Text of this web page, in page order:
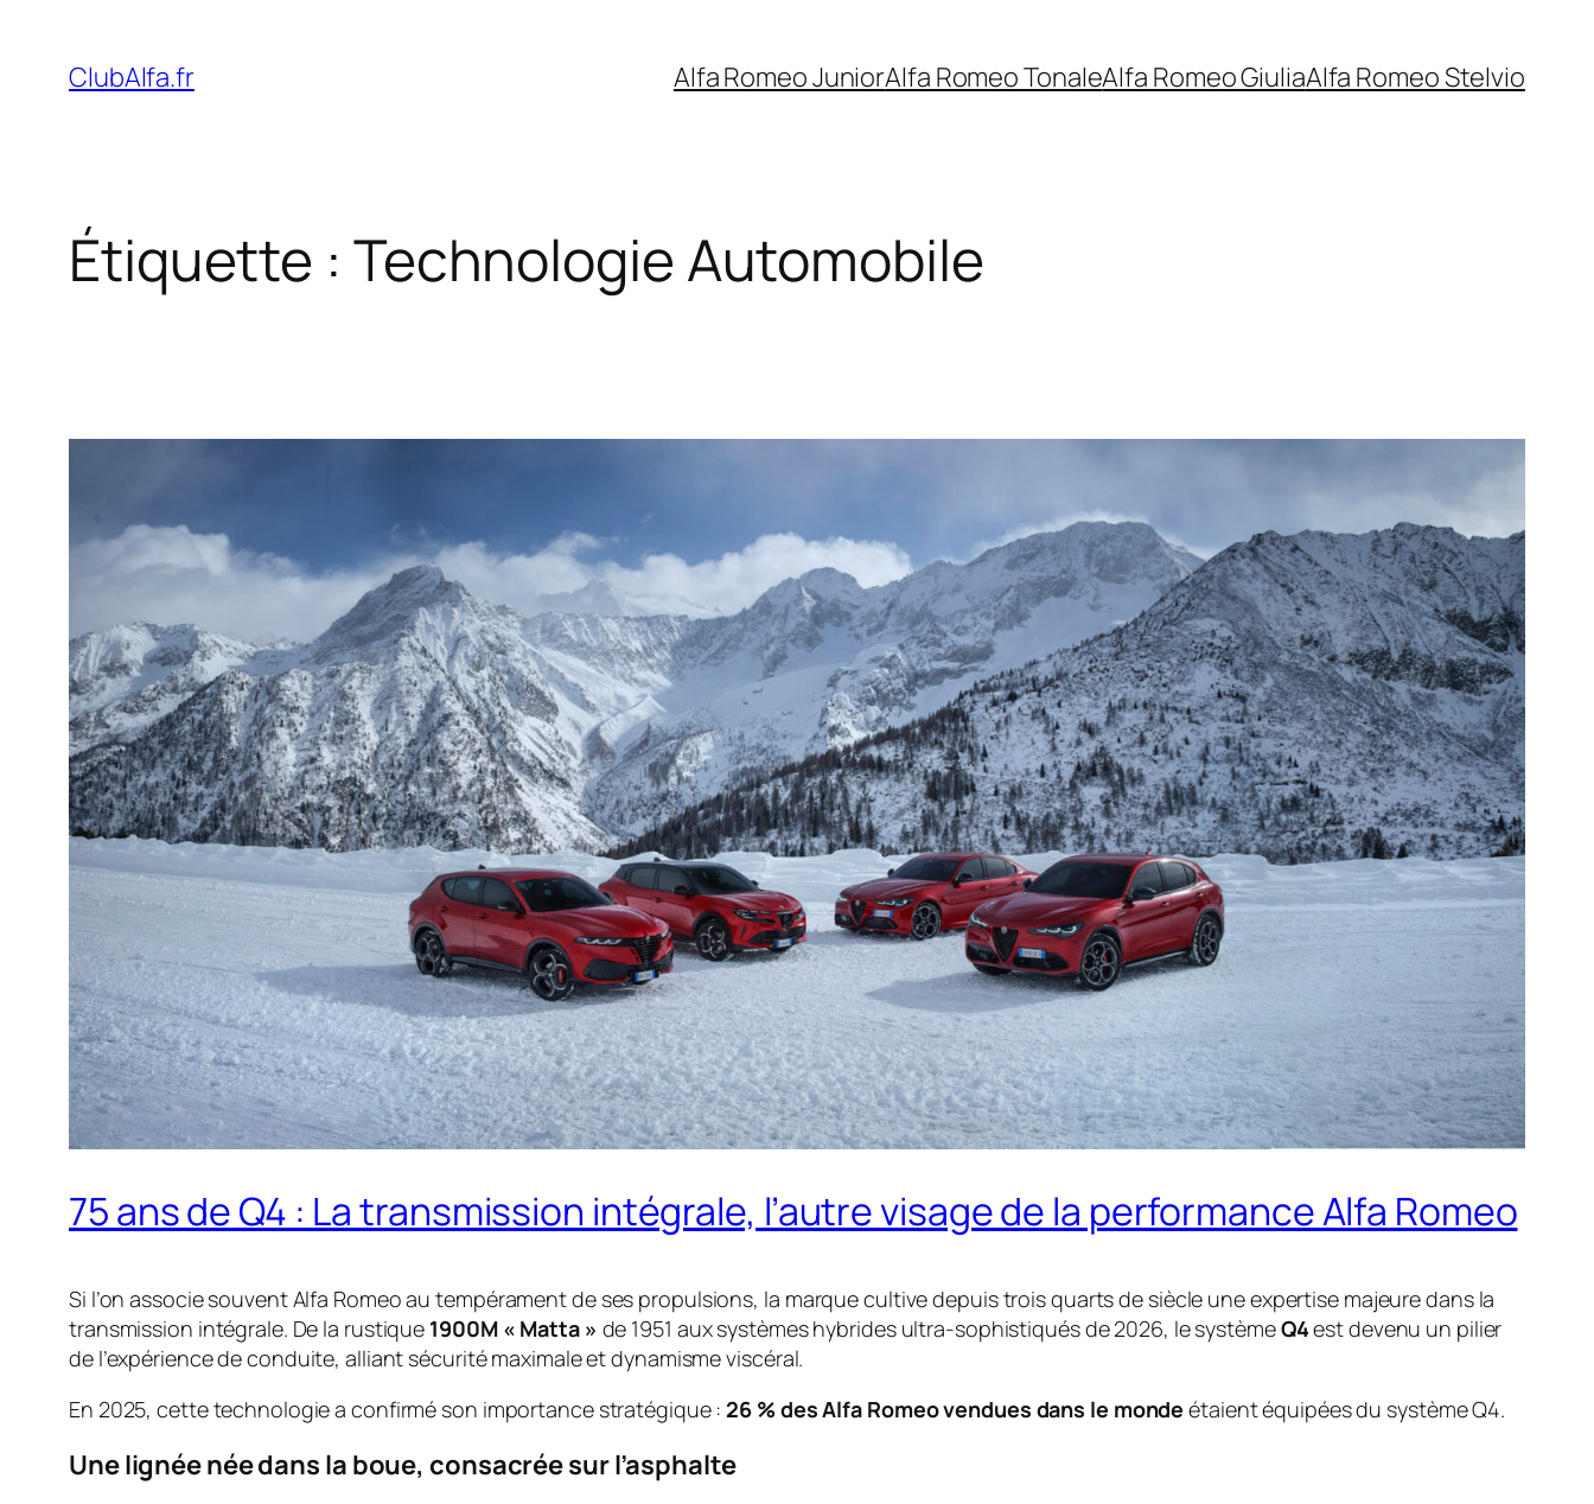
contenu
ClubAlfa.fr Alfa Romeo JuniorAlfa Romeo TonaleAlfa Romeo GiuliaAlfa Romeo Stelvio
Étiquette : Technologie Automobile
75 ans de Q4 : La transmission intégrale, l’autre visage de la performance Alfa Romeo
Si l’on associe souvent Alfa Romeo au tempérament de ses propulsions, la marque cultive depuis trois quarts de siècle une expertise majeure dans la
transmission intégrale. De la rustique 1900M « Matta » de 1951 aux systèmes hybrides ultra-sophistiqués de 2026, le systèmeQ4est devenu un pilier
de l’expérience de conduite, alliant sécurité maximale et dynamisme viscéral.
En 2025, cette technologie a confirmé son importance stratégique : 26 % des Alfa Romeo vendues dans le monde étaient équipées du système Q4.
Une lignée née dans la boue, consacrée sur l’asphalte